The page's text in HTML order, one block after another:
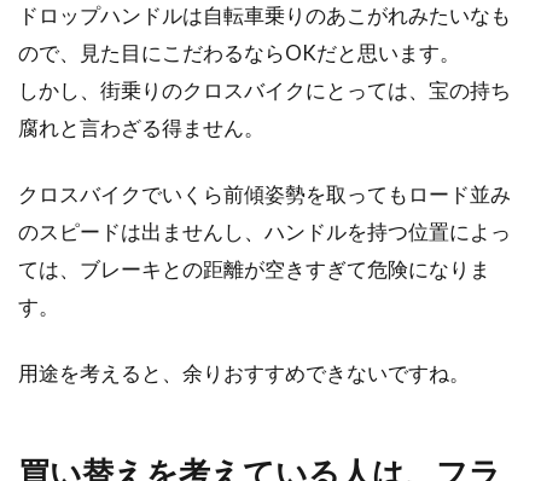
ドロップハンドルは自転車乗りのあこがれみたいなも
ので、見た目にこだわるならOKだと思います。
しかし、街乗りのクロスバイクにとっては、宝の持ち
腐れと言わざる得ません。
クロスバイクでいくら前傾姿勢を取ってもロード並み
のスピードは出ませんし、ハンドルを持つ位置によっ
ては、ブレーキとの距離が空きすぎて危険になりま
す。
用途を考えると、余りおすすめできないですね。
買い替えを考えている人は、フラ